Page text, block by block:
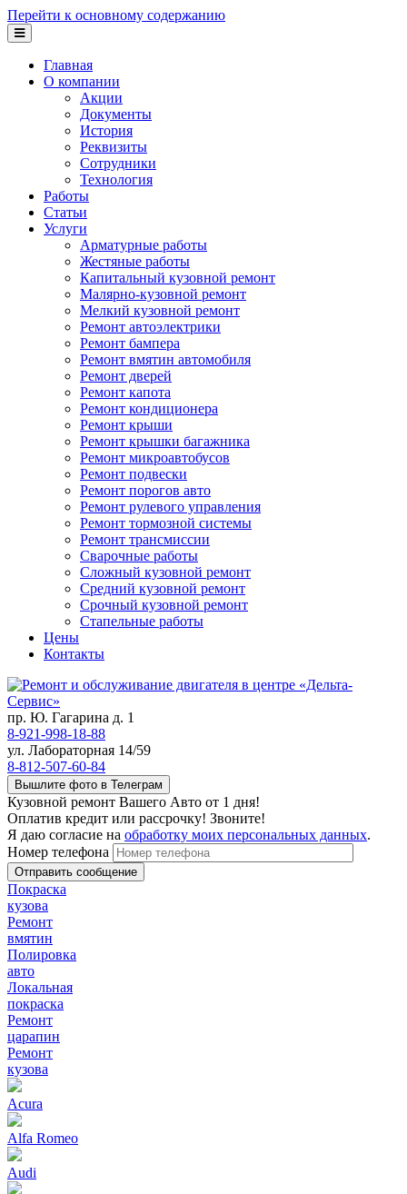
Перейти к основному содержанию
Главная
О компании
Акции
Документы
История
Реквизиты
Сотрудники
Технология
Работы
Статьи
Услуги
Арматурные работы
Жестяные работы
Капитальный кузовной ремонт
Малярно-кузовной ремонт
Мелкий кузовной ремонт
Ремонт автоэлектрики
Ремонт бампера
Ремонт вмятин автомобиля
Ремонт дверей
Ремонт капота
Ремонт кондиционера
Ремонт крыши
Ремонт крышки багажника
Ремонт микроавтобусов
Ремонт подвески
Ремонт порогов авто
Ремонт рулевого управления
Ремонт тормозной системы
Ремонт трансмиссии
Сварочные работы
Сложный кузовной ремонт
Средний кузовной ремонт
Срочный кузовной ремонт
Стапельные работы
Цены
Контакты
пр. Ю. Гагарина д. 1
8-921-998-18-88
ул. Лабораторная 14/59
8-812-507-60-84
Вышлите фото в Телеграм
Кузовной ремонт Вашего Авто от 1 дня!
Оплатив кредит или рассрочку! Звоните!
Я даю согласие на обработку моих персональных данных.
Номер телефона
Покраска
кузова
Ремонт
вмятин
Полировка
авто
Локальная
покраска
Ремонт
царапин
Ремонт
кузова
Acura
Alfa Romeo
Audi